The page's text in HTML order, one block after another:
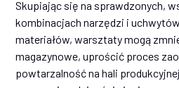
Skupiając się na sprawdzonych,
kombinacjach narzędzi i
materiałów, warsztaty mogą
magazynowe, uprościć proces
powtarzalność na hali